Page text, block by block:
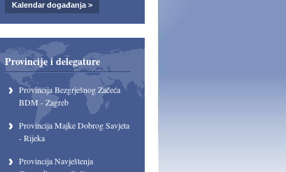
Kalendar događanja >
Provincije i delegature
Provincija Bezgrješnog Začeća
BDM - Zagreb
Provincija Majke Dobrog Savjeta
- Rijeka
Provincija Navještenja